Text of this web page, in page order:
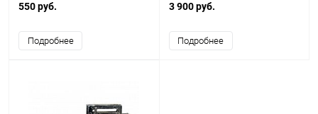
550 руб.
Подробнее
3 900 руб.
Подробнее